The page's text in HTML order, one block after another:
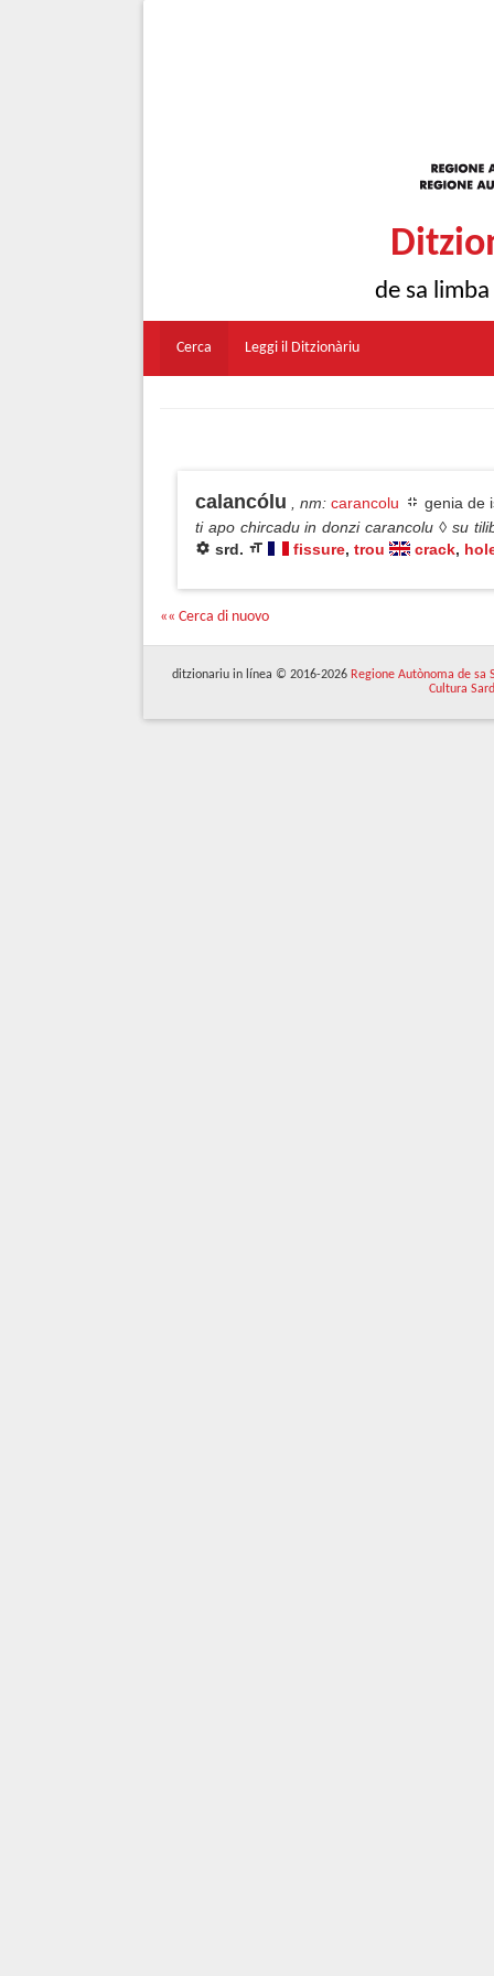
de sa
Cerca Leggi il Ditzionàriu
calancólu , nm: carancolu
genia de
ti apo chircadu in donzi carancolu ◊ su
srd.
fissure, trou crack,
«« Cerca di nuovo
ditzionariu in línea © 2016-2026 Regione Autònoma de sa
Cultura